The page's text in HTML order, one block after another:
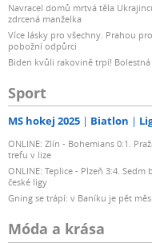
Navracel domů mrtvá těla
zdrcená manželka
Více lásky pro všechny. Prahou
pobožní odpůrci
Biden kvůli rakovině trpí!
Sport
MS hokej 2025 Biatlon
ONLINE: Zlín - Bohemians 0:1.
trefu v lize
ONLINE: Teplice - Plzeň 3:4.
české ligy
Gning se trápí: v Baníku je pět
Móda a krása